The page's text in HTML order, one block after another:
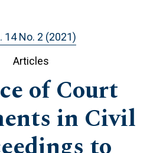
14 No. 2 (2021)
Articles
of Court
in Civil